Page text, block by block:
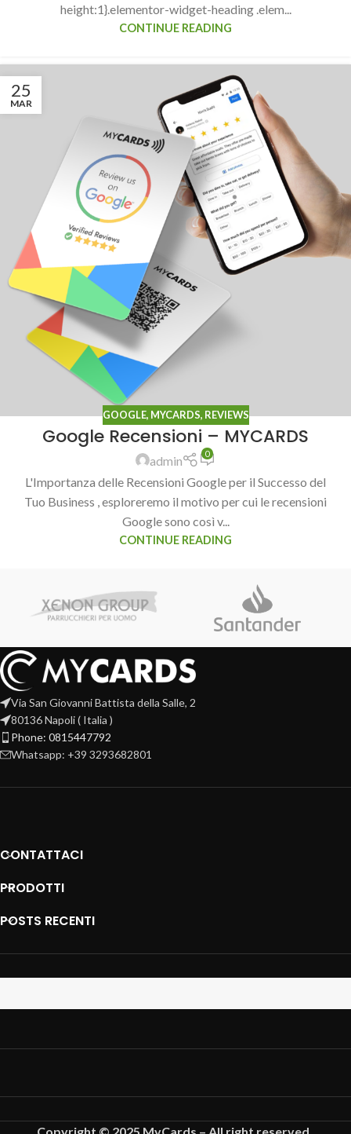
height:1}.elementor-widget-heading .elem...
CONTINUE READING
25
MAR
GOOGLE, MYCARDS, REVIEWS
Google Recensioni – MYCARDS
admin 0
L'Importanza delle Recensioni Google per il Successo del
Tuo Business , esploreremo il motivo per cui le recensioni
Google sono così v...
CONTINUE READING
Via San Giovanni Battista della Salle, 2
80136 Napoli ( Italia )
Phone: 0815447792
Whatsapp: +39 3293682801
CONTATTACI
PRODOTTI
POSTS RECENTI